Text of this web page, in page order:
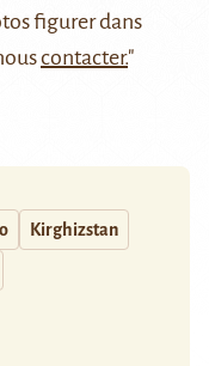
figurer dans
contacter."
Kirghizstan